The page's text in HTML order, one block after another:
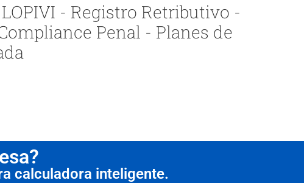
- Registro Retributivo -
Penal - Planes de
calculadora inteligente.